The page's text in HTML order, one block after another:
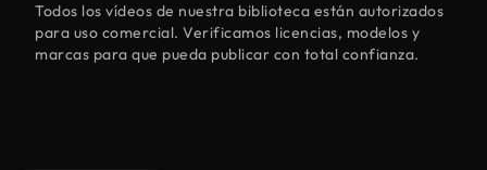
Todos los vídeos de nuestra biblioteca están autorizados
para uso comercial. Verificamos licencias, modelos y
marcas para que pueda publicar con total confianza.